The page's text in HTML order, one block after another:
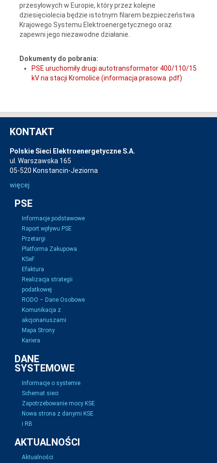
przesyłowych w Europie, który przez kolejne
dziesięciolecia będzie istotnym filarem bezpieczeństwa
Krajowego Systemu Elektroenergetycznego oraz
zapewni jego niezawodne działanie.
Dokumenty do pobrania:
PSE uruchomiły drugi autotransformator 400/110/15
kV na stacji Kromolice (informacja prasowa. pdf)
KONTAKT
Polskie Sieci Elektroenergetyczne S.A.
ul. Warszawska 165
05-520 Konstancin-Jeziorna
więcej
PSE
Informacje podstawowe
Raport wpływu PSE
Przetargi
Platforma Zakupowa
KSeF
Efaktura
Realizacja strategii
podatkowej
RODO – Dane Osobowe
Komunikacja z
akcjonariuszami
Mapa Strony
Kariera
DANE
SYSTEMOWE
Informacje o systemie
Schemat sieci
Zapotrzebowanie mocy KSE
Nowa strona z danymi KSE
i RB
AKTUALNOŚCI
Aktualności